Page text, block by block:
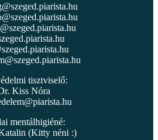
tisztviselő:
Kiss Nóra
mentálhigiéné:
(Kitty néni :)